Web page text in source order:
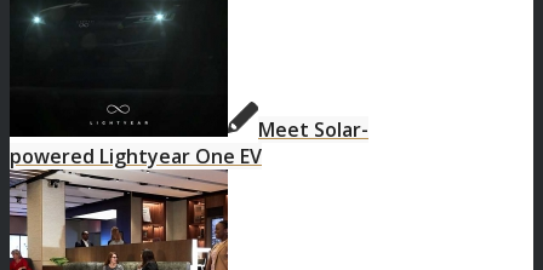
Meet Solar-
powered Lightyear One EV